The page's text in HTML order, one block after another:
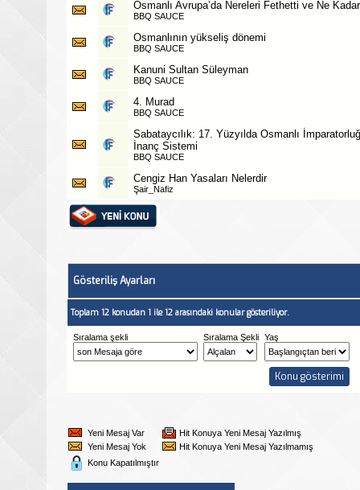
Osmanlı Avrupa’da Nereleri Fethetti ve Ne
BBQ SAUCE
Osmanlının yükseliş dönemi
BBQ SAUCE
Kanuni Sultan Süleyman
BBQ SAUCE
4. Murad
BBQ SAUCE
Sabataycılık: 17. Yüzyılda Osmanlı
İnanç Sistemi
BBQ SAUCE
Cengiz Han Yasaları Nelerdir
Şair_Nafiz
Gösteriliş Ayarları
Toplam 12 konudan 1 ile 12 arasındaki konular gösteriliyor.
Sıralama şekli Sıralama Şekli Yaş
Yeni Mesaj Var
Hit Konuya Yeni Mesaj Yazılmış
Yeni Mesaj Yok
Hit Konuya Yeni Mesaj Yazılmamış
Konu Kapatılmıştır